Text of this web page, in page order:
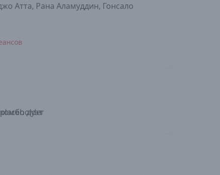
Атта, Рана Аламуддин, Гонсало